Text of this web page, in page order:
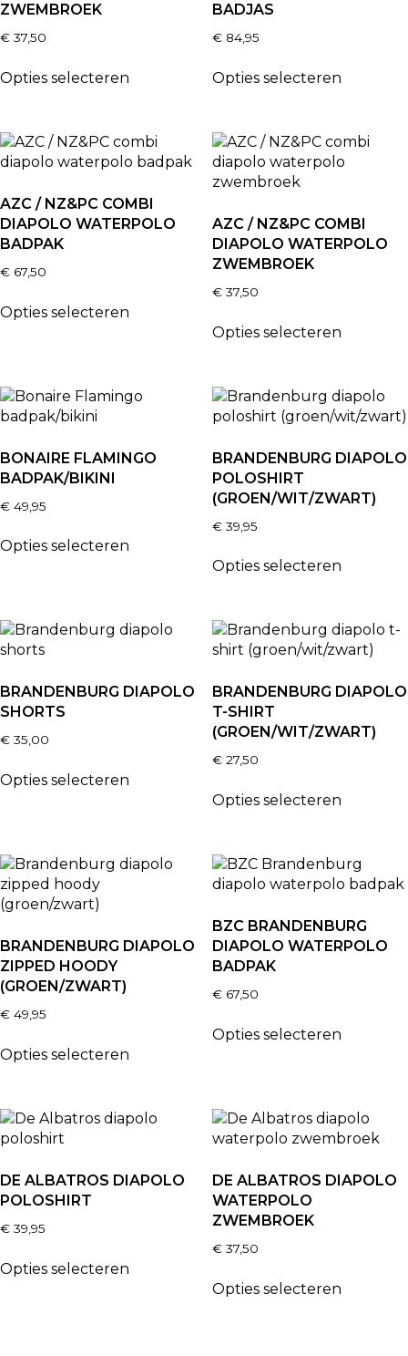
ZWEMBROEK
€ 37,50
Opties selecteren
BADJAS
€84,95
Opties selecteren
AZC / NZ&PC COMBI
DIAPOLO WATERPOLO
BADPAK
€ 67,50
Opties selecteren
AZC / NZ&PC COMBI
DIAPOLO WATERPOLO
ZWEMBROEK
€37,50
Opties selecteren
BONAIRE FLAMINGO
BADPAK/BIKINI
€ 49,95
Opties selecteren
BRANDENBURG DIAPOLO
POLOSHIRT
(GROEN/WIT/ZWART)
€39,95
Opties selecteren
BRANDENBURG DIAPOLO
SHORTS
€ 35,00
Opties selecteren
BRANDENBURG DIAPOLO
T-SHIRT
(GROEN/WIT/ZWART)
€27,50
Opties selecteren
BRANDENBURG DIAPOLO
ZIPPED HOODY
(GROEN/ZWART)
€ 49,95
Opties selecteren
BZC BRANDENBURG
DIAPOLO WATERPOLO
BADPAK
€67,50
Opties selecteren
DE ALBATROS DIAPOLO
POLOSHIRT
€ 39,95
Opties selecteren
DE ALBATROS DIAPOLO
WATERPOLO
ZWEMBROEK
€37,50
Opties selecteren